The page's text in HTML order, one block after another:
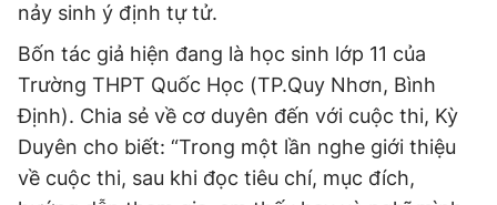
nảy sinh ý định tự tử.
Bốn tác giả hiện đang là học sinh lớp 11 của
Trường THPT Quốc Học (TP.Quy Nhơn, Bình
Định). Chia sẻ về cơ duyên đến với cuộc thi, Kỳ
Duyên cho biết: “Trong một lần nghe giới thiệu
về cuộc thi, sau khi đọc tiêu chí, mục đích,